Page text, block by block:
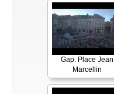
Gap: Place Jean
Marcellin